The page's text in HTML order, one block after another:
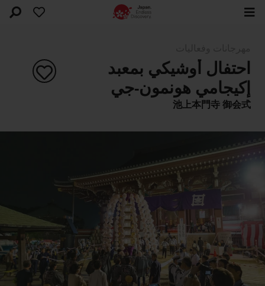
احتفال أوشيكي بمعبد
إكيجامي هونمون-جي
池上本門寺 御会式